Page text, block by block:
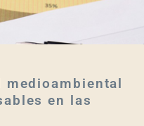
medioambiental
en las